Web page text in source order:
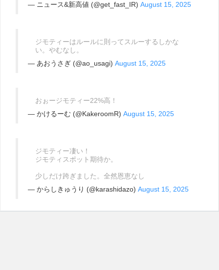
— ニュース&新高値 (@get_fast_IR) August 15, 2025
ジモティーはルールに則ってスルーするしかな
い。やむなし。
— あおうさぎ (@ao_usagi) August 15, 2025
おぉージモティー22%高！
— かけるーむ (@KakeroomR) August 15, 2025
ジモティー凄い！
ジモティスポット期待か。
少しだけ跨ぎました。全然恩恵なし
— からしきゅうり (@karashidazo) August 15, 2025